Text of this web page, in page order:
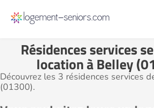
Résidences services
location à Belley
Découvrez les 3 résidences services
(01300).